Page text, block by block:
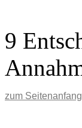
9
zum Seitenanfang